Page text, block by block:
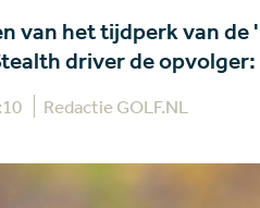
van het tijdperk van
driver de
Redactie GOLF.NL